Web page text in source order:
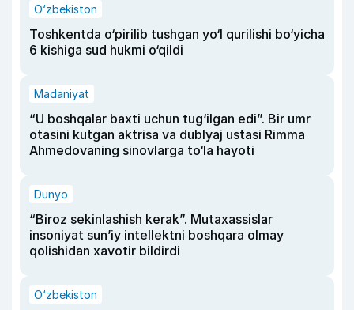
O‘zbekiston
Toshkentda o‘pirilib tushgan yo‘l qurilishi bo‘yicha
6 kishiga sud hukmi o‘qildi
Madaniyat
“U boshqalar baxti uchun tug‘ilgan edi”. Bir umr
otasini kutgan aktrisa va dublyaj ustasi Rimma
Ahmedovaning sinovlarga to‘la hayoti
Dunyo
“Biroz sekinlashish kerak”. Mutaxassislar
insoniyat sun’iy intellektni boshqara olmay
qolishidan xavotir bildirdi
O‘zbekiston